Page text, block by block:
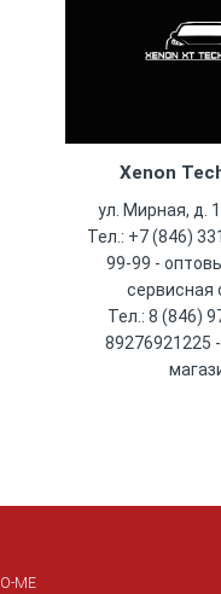
Xenon
ул. Мирная, д.
Тел.: +7 (846)
99-99 -
сервисная
Тел.: 8 (846)
89276921225
ME